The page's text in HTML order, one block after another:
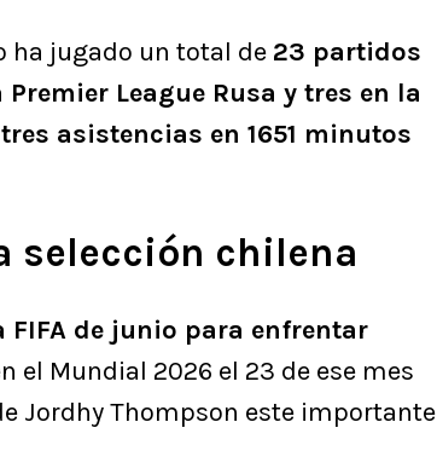
ha jugado un total de 23 partidos
League Rusa y tres en la
asistencias en 1651 minutos
selección chilena
FIFA de junio para enfrentar
el Mundial 2026 el 23 de ese mes
Jordhy Thompson este importante